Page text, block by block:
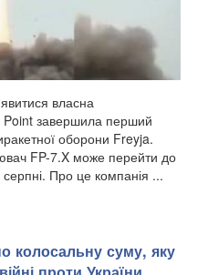
власна
Point завершила перший
оборони Freyja.
FP-7.X може перейти до
Про це компанія ...
колосальну суму, яку